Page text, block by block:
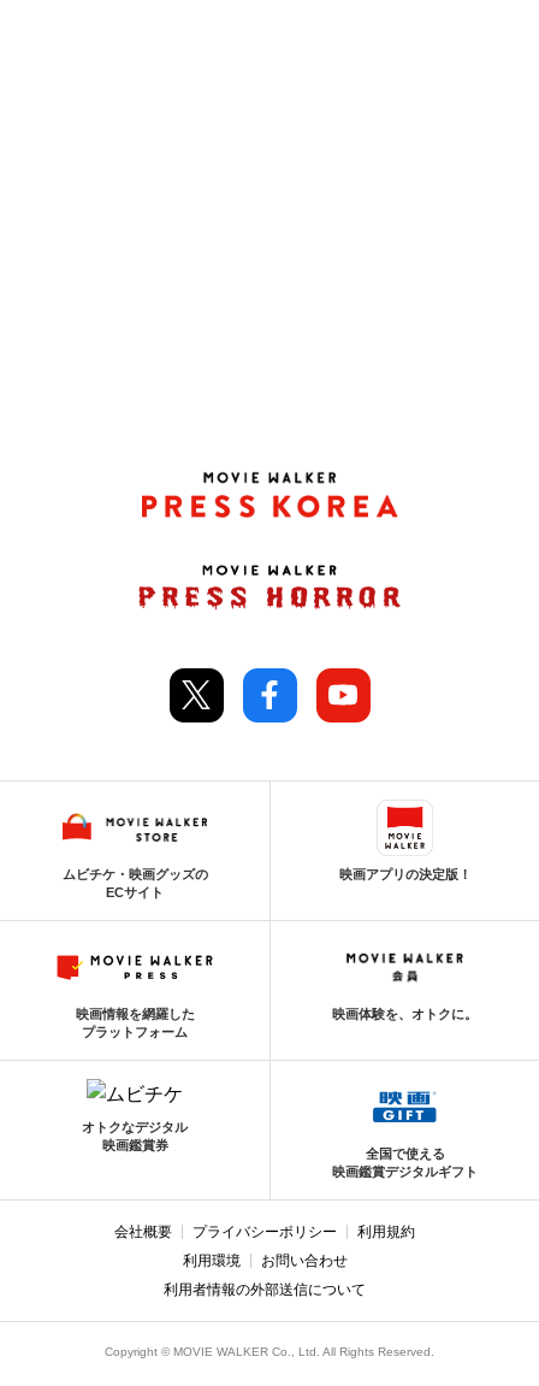
ムビチケ・映画グッズの
ECサイト
映画アプリの決定版！
映画情報を網羅した
プラットフォーム
映画体験を、オトクに。
オトクなデジタル
映画鑑賞券
全国で使える
映画鑑賞デジタルギフト
会社概要 プライバシーポリシー
利用規約
利用環境
お問い合わせ
利用者情報の外部送信について
Copyright © MOVIE WALKER Co., Ltd. All Rights Reserved.